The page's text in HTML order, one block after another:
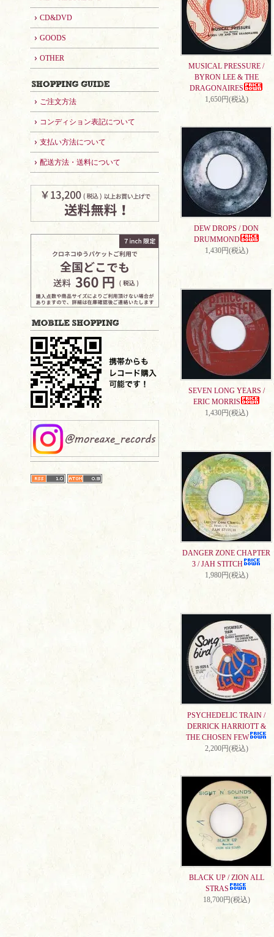
CD&DVD
GOODS
OTHER
ご注文方法
コンディション表記について
支払い方法について
配送方法・送料について
MUSICAL PRESSURE /
BYRON LEE & THE
DRAGONAIRES
1,650円(税込)
DEW DROPS / DON
DRUMMOND
1,430円(税込)
SEVEN LONG YEARS /
ERIC MORRIS
1,430円(税込)
DANGER ZONE CHAPTER
3 / JAH STITCH
1,980円(税込)
PSYCHEDELIC TRAIN /
DERRICK HARRIOTT &
THE CHOSEN FEW
2,200円(税込)
BLACK UP / ZION ALL
STRAS
18,700円(税込)